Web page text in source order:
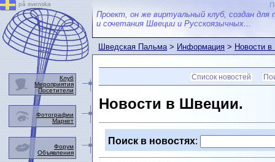
Проект, он же виртуальный клуб, создан для
и сочетания Швеции и Русскоязычных...
Шведская Пальма>Информация>Новости
Список новостей
Новости в Швеции.
Поиск в новостях:
på svenska
Клуб
Мероприятия
Посетители
Фотографии
Маркет
Форум
Объявления